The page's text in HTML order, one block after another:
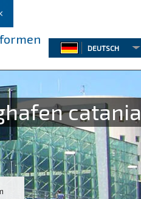
DEUTSCH
catania